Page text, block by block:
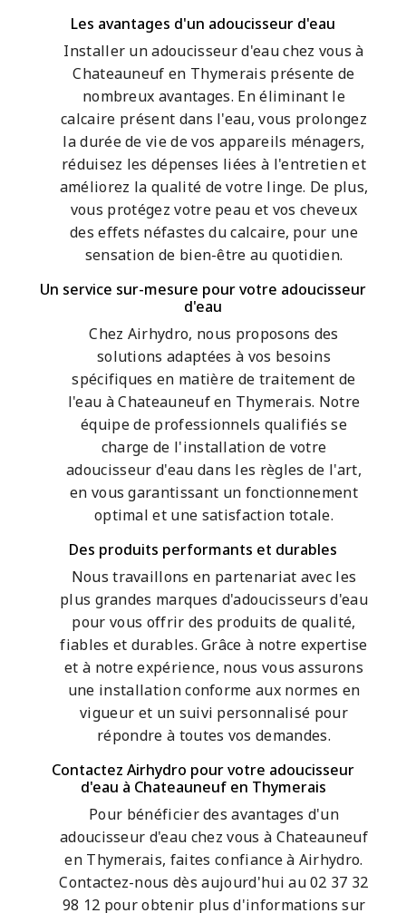
Les avantages d'un adoucisseur d'eau
Installer un adoucisseur d'eau chez vous à
Chateauneuf en Thymerais présente de
nombreux avantages. En éliminant le
calcaire présent dans l'eau, vous prolongez
la durée de vie de vos appareils ménagers,
réduisez les dépenses liées à l'entretien et
améliorez la qualité de votre linge. De plus,
vous protégez votre peau et vos cheveux
des effets néfastes du calcaire, pour une
sensation de bien-être au quotidien.
Un service sur-mesure pour votre adoucisseur
d'eau
Chez Airhydro, nous proposons des
solutions adaptées à vos besoins
spécifiques en matière de traitement de
l'eau à Chateauneuf en Thymerais. Notre
équipe de professionnels qualifiés se
charge de l'installation de votre
adoucisseur d'eau dans les règles de l'art,
en vous garantissant un fonctionnement
optimal et une satisfaction totale.
Des produits performants et durables
Nous travaillons en partenariat avec les
plus grandes marques d'adoucisseurs d'eau
pour vous offrir des produits de qualité,
fiables et durables. Grâce à notre expertise
et à notre expérience, nous vous assurons
une installation conforme aux normes en
vigueur et un suivi personnalisé pour
répondre à toutes vos demandes.
Contactez Airhydro pour votre adoucisseur
d'eau à Chateauneuf en Thymerais
Pour bénéficier des avantages d'un
adoucisseur d'eau chez vous à Chateauneuf
en Thymerais, faites confiance à Airhydro.
Contactez-nous dès aujourd'hui au 02 37 32
98 12 pour obtenir plus d'informations sur